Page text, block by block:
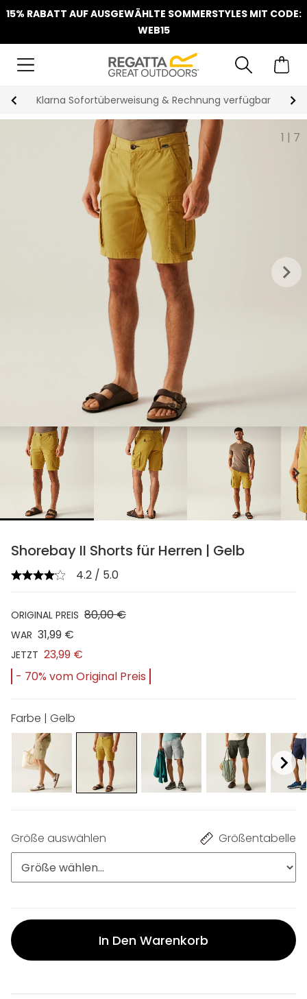
15% RABATT AUF AUSGEWÄHLTE SOMMERSTYLES MIT CODE:
WEB15
Klarna Sofortüberweisung & Rechnung verfügbar
1 | 7
keyboard_arrow_right
chevron_right
Shorebay II Shorts für Herren | Gelb
4.2 / 5.0
ORIGINAL PREIS 80,00 €
WAR 31,99 €
JETZT 23,99 €
- 70% vom Original Preis
Farbe | Gelb
Größe auswählen Größentabelle
In Den Warenkorb